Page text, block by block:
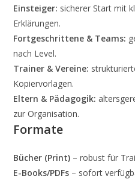
Einsteiger: sicherer Start mit
Erklärungen.
Fortgeschrittene & Teams:
nach Level.
Trainer & Vereine:
Kopiervorlagen.
Eltern & Pädagogik:
zur Organisation.
Formate
Bücher (Print) – robust für
E-Books/PDFs – sofort